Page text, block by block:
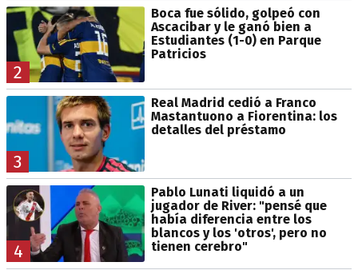
2
Boca fue sólido, golpeó con
Ascacibar y le ganó bien a
Estudiantes (1-0) en Parque
Patricios
3
Real Madrid cedió a Franco
Mastantuono a Fiorentina: los
detalles del préstamo
4
Pablo Lunati liquidó a un
jugador de River: "pensé que
había diferencia entre los
blancos y los 'otros', pero no
tienen cerebro"